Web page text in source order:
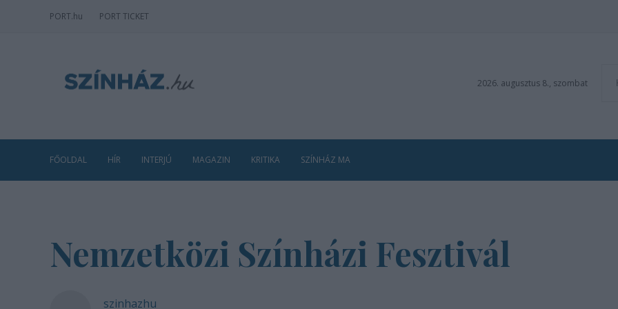
PORT.hu PORT TICKET
2026. augusztus 8., szombat
FŐOLDAL HÍR INTERJÚ MAGAZIN KRITIKA SZÍNHÁZ MA
Nemzetközi Színházi Fesztivál
szinhazhu